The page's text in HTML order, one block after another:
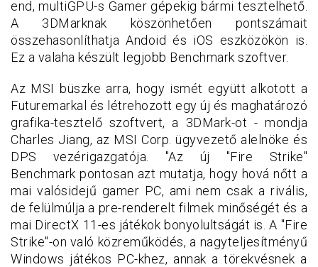
end, multiGPU-s Gamer gépekig bármi tesztelhető.
A 3DMarknak köszönhetően pontszámait
összehasonlíthatja Andoid és iOS eszközökön is.
Ez a valaha készült legjobb Benchmark szoftver.
Az MSI büszke arra, hogy ismét együtt alkotott a
Futuremarkal és létrehozott egy új és maghatározó
grafika-tesztelő szoftvert, a 3DMark-ot - mondja
Charles Jiang, az MSI Corp. ügyvezető alelnöke és
DPS vezérigazgatója. "Az új "Fire Strike"
Benchmark pontosan azt mutatja, hogy hová nőtt a
mai valósidejű gamer PC, ami nem csak a rivális,
de felülmúlja a pre-renderelt filmek minőségét és a
mai DirectX 11-es játékok bonyolultságát is. A "Fire
Strike"-on való közreműködés, a nagyteljesítményű
Windows játékos PC-khez, annak a törekvésnek a